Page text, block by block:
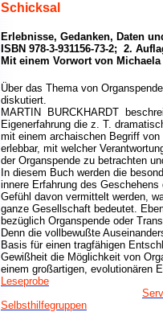
Schicksal
Erlebnisse, Gedanken, Daten
ISBN 978-3-931156-73-2; 2.
Mit einem Vorwort von
Über das Thema von
diskutiert.
MARTIN BURCKHARDT
Eigenerfahrung die z. T.
mit einem archaischen Begriff
erlebbar, mit welcher
der Organspende zu betrachten
In diesem Buch werden die
innere Erfahrung des
Gefühl davon vermittelt werden,
ganze Gesellschaft bedeutet.
bezüglich Organspende oder
Denn die vollbewußte
Basis für einen tragfähigen
Gewißheit die Möglichkeit von
einem großartigen, evolutionären
Leseprobe
Selbsthilfegruppen